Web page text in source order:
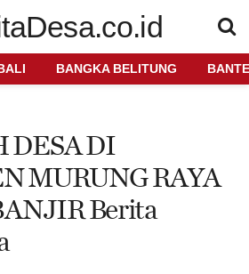
BANGKA BELITUNG
DESA DI
MURUNG RAYA
Berita